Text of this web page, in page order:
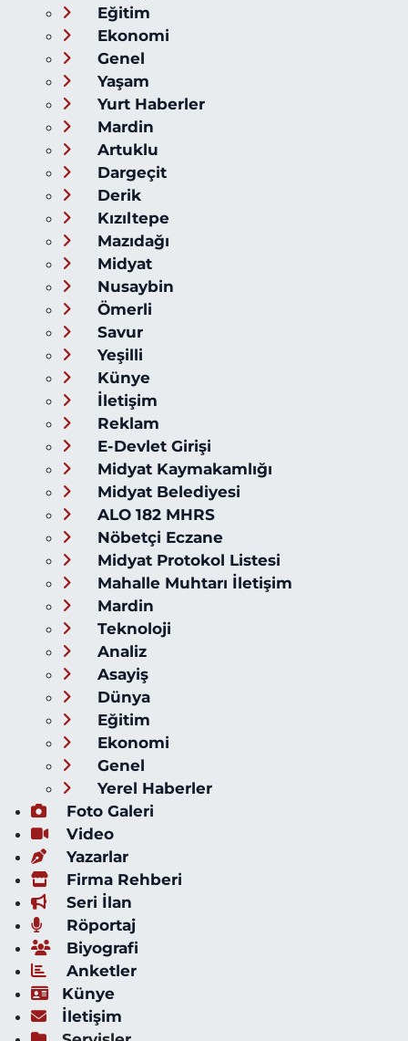
Eğitim
Ekonomi
Genel
Yaşam
Yurt Haberler
Mardin
Artuklu
Dargeçit
Derik
Kızıltepe
Mazıdağı
Midyat
Nusaybin
Ömerli
Savur
Yeşilli
Künye
İletişim
Reklam
E-Devlet Girişi
Midyat Kaymakamlığı
Midyat Belediyesi
ALO 182 MHRS
Nöbetçi Eczane
Midyat Protokol Listesi
Mahalle Muhtarı İletişim
Mardin
Teknoloji
Analiz
Asayiş
Dünya
Eğitim
Ekonomi
Genel
Yerel Haberler
Foto Galeri
Video
Yazarlar
Firma Rehberi
Seri İlan
Röportaj
Biyografi
Anketler
Künye
İletişim